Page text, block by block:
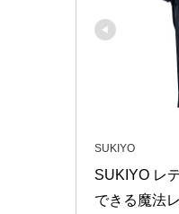
SUKIYO
SUKIYO レ
できる魔法